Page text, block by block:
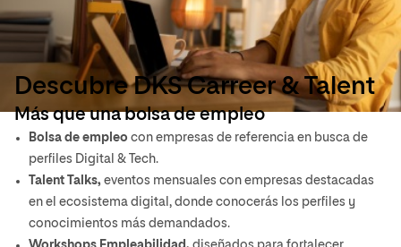
Descubre DKS Carreer & Talent
Más que una bolsa de empleo
Bolsa de empleo con empresas de referencia en busca de
perfiles Digital & Tech.
Talent Talks, eventos mensuales con empresas destacadas
en el ecosistema digital, donde conocerás los perfiles y
conocimientos más demandados.